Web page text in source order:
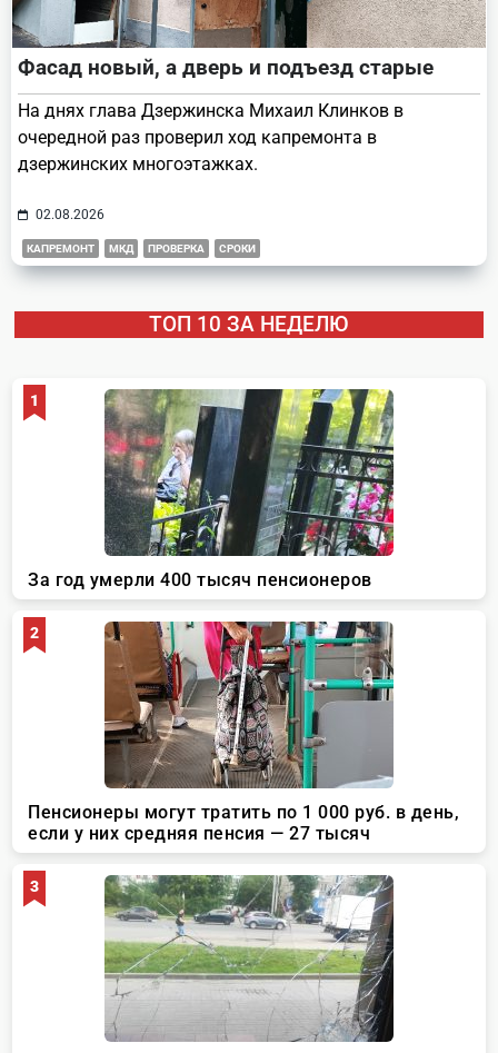
Фасад новый, а дверь и подъезд старые
На днях глава Дзержинска Михаил Клинков в
очередной раз проверил ход капремонта в
дзержинских многоэтажках.
02.08.2026
КАПРЕМОНТ МКД ПРОВЕРКА СРОКИ
ТОП 10 ЗА НЕДЕЛЮ